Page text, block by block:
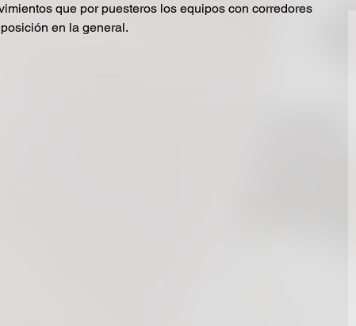
que por puesteros los equipos con corredores
en la general.